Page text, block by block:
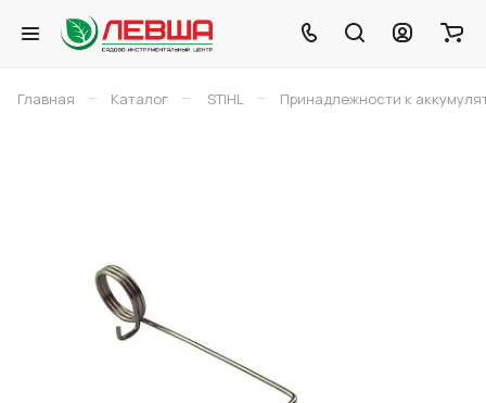
Главная – Каталог – STIHL – Принадлежности к